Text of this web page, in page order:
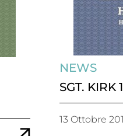
NEWS
SGT. KIRK
13 Ottobre